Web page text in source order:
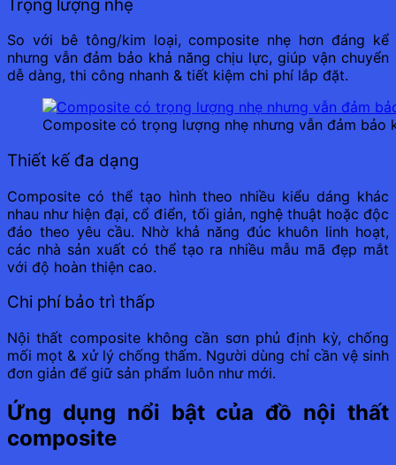
Trọng lượng nhẹ
So với bê tông/kim loại, composite nhẹ hơn đáng kể
nhưng vẫn đảm bảo khả năng chịu lực, giúp vận chuyển
dễ dàng, thi công nhanh & tiết kiệm chi phí lắp đặt.
Composite có trọng lượng nhẹ nhưng vẫn đảm bảo
Thiết kế đa dạng
Composite có thể tạo hình theo nhiều kiểu dáng khác
nhau như hiện đại, cổ điển, tối giản, nghệ thuật hoặc độc
đáo theo yêu cầu. Nhờ khả năng đúc khuôn linh hoạt,
các nhà sản xuất có thể tạo ra nhiều mẫu mã đẹp mắt
với độ hoàn thiện cao.
Chi phí bảo trì thấp
Nội thất composite không cần sơn phủ định kỳ, chống
mối mọt & xử lý chống thấm. Người dùng chỉ cần vệ sinh
đơn giản để giữ sản phẩm luôn như mới.
Ứng dụng nổi bật của đồ nội thất
composite